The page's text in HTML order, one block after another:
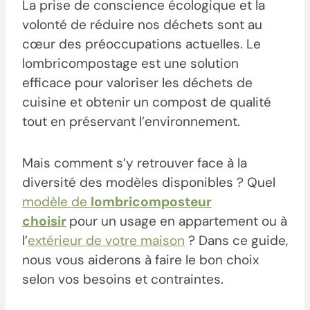
La prise de conscience écologique et la
volonté de réduire nos déchets sont au
cœur des préoccupations actuelles. Le
lombricompostage est une solution
efficace pour valoriser les déchets de
cuisine et obtenir un compost de qualité
tout en préservant l’environnement.
Mais comment s’y retrouver face à la
diversité des modèles disponibles ? Quel
modèle de lombricomposteur
choisir pour un usage en appartement ou à
l’extérieur de votre maison ? Dans ce guide,
nous vous aiderons à faire le bon choix
selon vos besoins et contraintes.